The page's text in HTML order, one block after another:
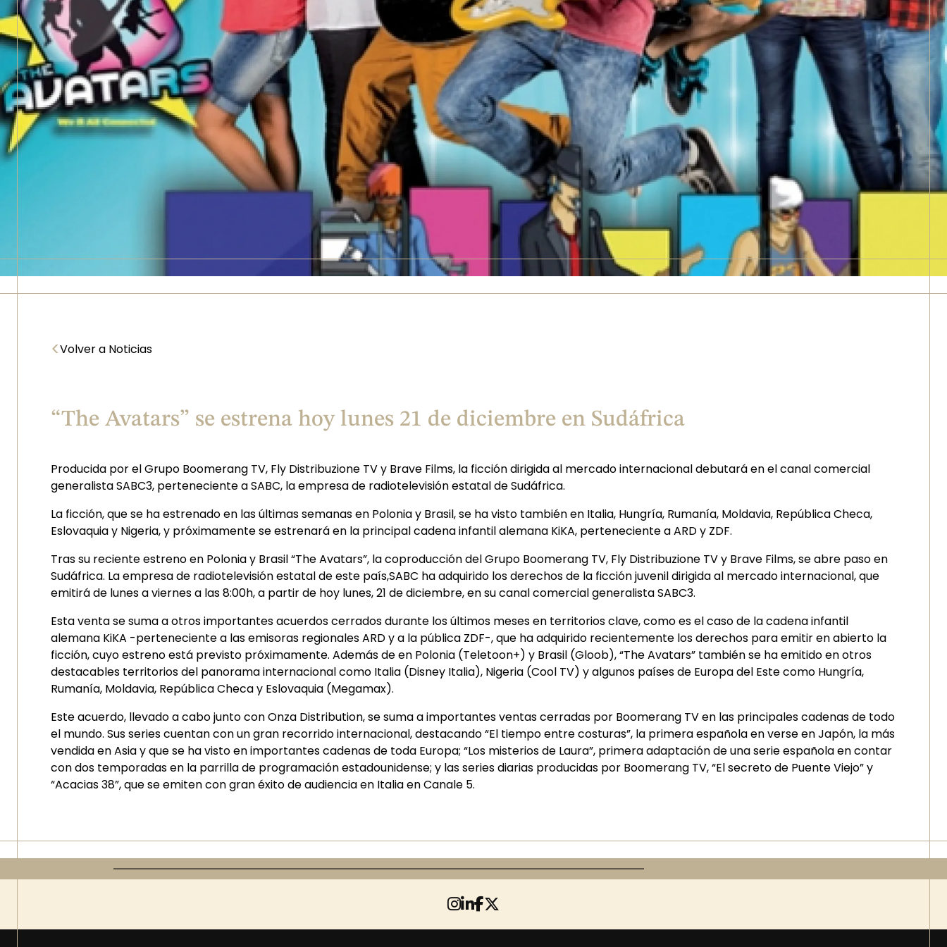
<Volver a Noticias
“The Avatars” se estrena hoy lunes 21 de diciembre en Sudáfrica
Producida por el Grupo Boomerang TV, Fly Distribuzione TV y Brave Films, la ficción dirigida al mercado internacional debutará en el canal comercial
generalista SABC3, perteneciente a SABC, la empresa de radiotelevisión estatal de Sudáfrica.
La ficción, que se ha estrenado en las últimas semanas en Polonia y Brasil, se ha visto también en Italia, Hungría, Rumanía, Moldavia, República Checa,
Eslovaquia y Nigeria, y próximamente se estrenará en la principal cadena infantil alemana KiKA, perteneciente a ARD y ZDF.
Tras su reciente estreno en Polonia y Brasil “The Avatars”, la coproducción del Grupo Boomerang TV, Fly Distribuzione TV y Brave Films, se abre paso en
Sudáfrica. La empresa de radiotelevisión estatal de este país,SABC ha adquirido los derechos de la ficción juvenil dirigida al mercado internacional, que
emitirá de lunes a viernes a las 8:00h, a partir de hoy lunes, 21 de diciembre, en su canal comercial generalista SABC3.
Esta venta se suma a otros importantes acuerdos cerrados durante los últimos meses en territorios clave, como es el caso de la cadena infantil
alemana KiKA -perteneciente a las emisoras regionales ARD y a la pública ZDF-, que ha adquirido recientemente los derechos para emitir en abierto la
ficción, cuyo estreno está previsto próximamente. Además de en Polonia (Teletoon+) y Brasil (Gloob), “The Avatars” también se ha emitido en otros
destacables territorios del panorama internacional como Italia (Disney Italia), Nigeria (Cool TV) y algunos países de Europa del Este como Hungría,
Rumanía, Moldavia, República Checa y Eslovaquia (Megamax).
Este acuerdo, llevado a cabo junto con Onza Distribution, se suma a importantes ventas cerradas por Boomerang TV en las principales cadenas de todo
el mundo. Sus series cuentan con un gran recorrido internacional, destacando “El tiempo entre costuras”, la primera española en verse en Japón, la más
vendida en Asia y que se ha visto en importantes cadenas de toda Europa; “Los misterios de Laura”, primera adaptación de una serie española en contar
con dos temporadas en la parrilla de programación estadounidense; y las series diarias producidas por Boomerang TV, “El secreto de Puente Viejo” y
“Acacias 38”, que se emiten con gran éxito de audiencia en Italia en Canale 5.